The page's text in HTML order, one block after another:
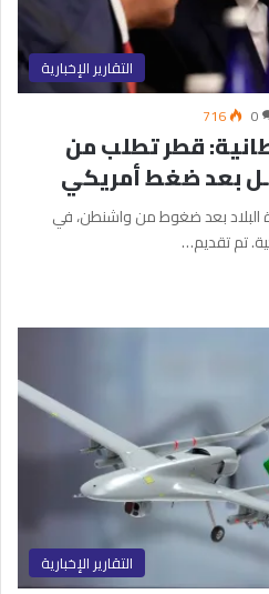
التقارير الإخبارية
0
716
قطر تطلب من
بعد ضغط أمريكي
بعد ضغوط من واشنطن، في
تم تقديم…
التقارير الإخبارية